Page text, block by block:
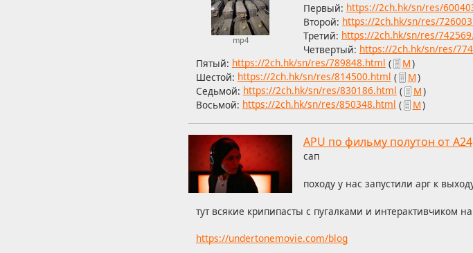
mp4
Первый: https://2ch.hk/sn/res/
Второй: https://2ch.hk/sn/res/
Третий: https://2ch.hk/sn/res/
Четвертый: https://2ch.hk/sn/res/
Пятый: https://2ch.hk/sn/res/789848.html ( М)
Шестой: https://2ch.hk/sn/res/814500.html ( М)
Седьмой: https://2ch.hk/sn/res/830186.html ( М)
Восьмой: https://2ch.hk/sn/res/850348.html ( М)
АРU по фильму полутон от А24
сап
походу у нас запустили арг к
тут всякие крипипасты с пугалками и интерактивчиком
https://undertonemovie.com/blog